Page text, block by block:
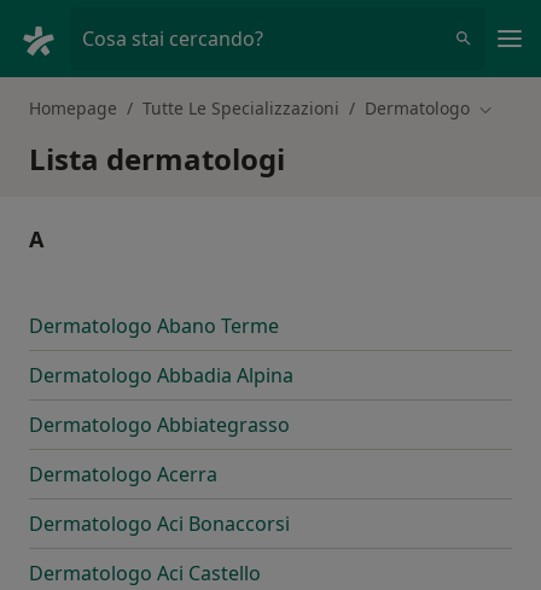
Cosa stai cercando?
Homepage Tutte Le Specializzazioni Dermatologo
Lista dermatologi
A
Dermatologo Abano Terme
Dermatologo Abbadia Alpina
Dermatologo Abbiategrasso
Dermatologo Acerra
Dermatologo Aci Bonaccorsi
Dermatologo Aci Castello